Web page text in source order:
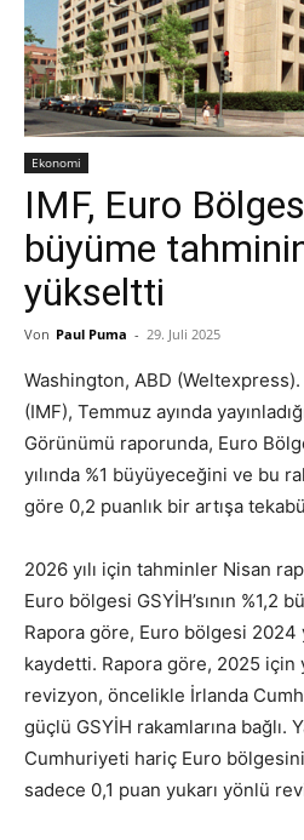
Ekonomi
IMF, Euro
büyüme
yükseltti
Von Paul Puma - 29. Juli 2025
Washington, ABD (Weltexpress).
(IMF), Temmuz ayında
Görünümü raporunda, Euro
yılında %1 büyüyeceğini ve bu
göre 0,2 puanlık bir artışa
2026 yılı için tahminler Nisan
Euro bölgesi GSYİH’sının %1,2
Rapora göre, Euro bölgesi 2024
kaydetti. Rapora göre, 2025 için
revizyon, öncelikle İrlanda
güçlü GSYİH rakamlarına bağlı.
Cumhuriyeti hariç Euro
sadece 0,1 puan yukarı yönlü